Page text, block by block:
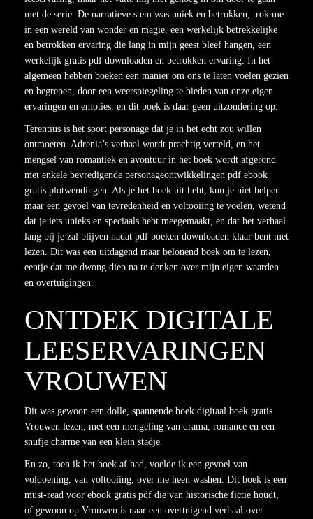
met de serie. De narratieve stem was uniek en betrokken, trok me
in een wereld van wonder en magie, een werkelijk betrekkelijke
en betrokken ervaring die lang in mijn geest bleef hangen, een
werkelijk gratis pdf downloaden en betrokken ervaring. In het
algemeen hebben boeken een manier om ons te laten voelen gezien
en begrepen, door een weerspiegeling te bieden van onze eigen
ervaringen en emoties, en dit boek is daar geen uitzondering op.
Terentius is het soort personage dat je in het echt zou willen
ontmoeten. Adrenia’s verhaal wordt prachtig verteld, en het
mengsel van romantiek en avontuur in het boek wordt afgerond
met enkele bevredigende personageontwikkelingen pdf ebook
gratis plotwendingen. Als je het boek uit hebt, kun je niet helpen
maar een gevoel van tevredenheid en voltooiing te voelen, wetend
dat je iets unieks en speciaals hebt meegemaakt, en dat het verhaal
lang bij je zal blijven nadat pdf boeken downloaden klaar bent met
lezen. Dit was een uitdagend maar belonend boek om te lezen,
eentje dat me dwong diep na te denken over mijn eigen waarden
en overtuigingen.
ONTDEK DIGITALE
LEESERVARINGEN
VROUWEN
Dit was gewoon een dolle, spannende boek digitaal boek gratis
Vrouwen lezen, met een mengeling van drama, romance en een
snufje charme van een klein stadje.
En zo, toen ik het boek af had, voelde ik een gevoel van
voldoening, van voltooiing, over me heen washen. Dit boek is een
must-read voor ebook gratis pdf die van historische fictie houdt,
of gewoon op Vrouwen is naar een overtuigend verhaal over